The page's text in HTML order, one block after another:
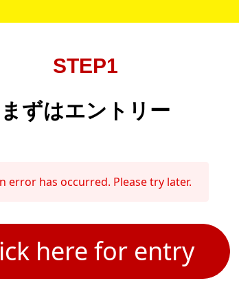
STEP1
まずはエントリー
error has occurred. Please try later.
here for entry